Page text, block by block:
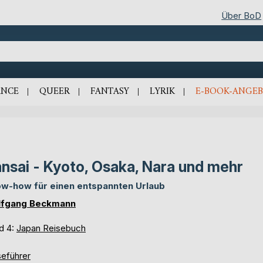
Über BoD
QUEER FANTASY LYRIK E-BOOK-
- Kyoto, Osaka, Nara und mehr
how für einen entspannten Urlaub
Beckmann
4: Japan Reisebuch